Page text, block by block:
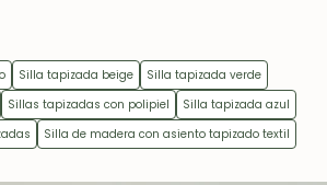
Silla tapizada beige
Silla tapizada verde
Sillas tapizadas con polipiel
Silla tapizada azul
Silla de madera con asiento tapizado textil